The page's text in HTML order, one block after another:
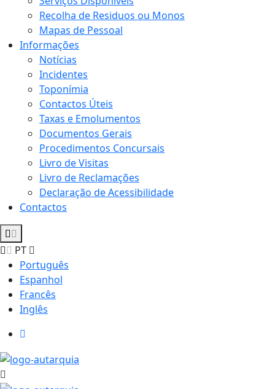
Recolha de Residuos ou Monos
Mapas de Pessoal
Informações
Notícias
Incidentes
Toponímia
Contactos Úteis
Taxas e Emolumentos
Documentos Gerais
Procedimentos Concursais
Livro de Visitas
Livro de Reclamações
Declaração de Acessibilidade
Contactos
PT
Português
Espanhol
Francês
Inglês